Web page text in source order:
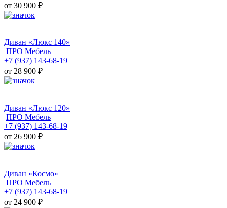
от 30 900 ₽
Диван «Люкс 140»
ПРО Мебель
+7 (937) 143-68-19
от 28 900 ₽
Диван «Люкс 120»
ПРО Мебель
+7 (937) 143-68-19
от 26 900 ₽
Диван «Космо»
ПРО Мебель
+7 (937) 143-68-19
от 24 900 ₽